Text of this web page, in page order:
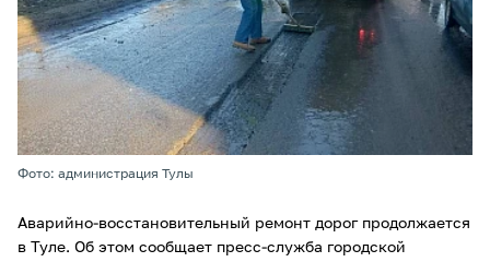
Фото: администрация Тулы
Аварийно-восстановительный ремонт дорог продолжается
в Туле. Об этом сообщает пресс-служба городской